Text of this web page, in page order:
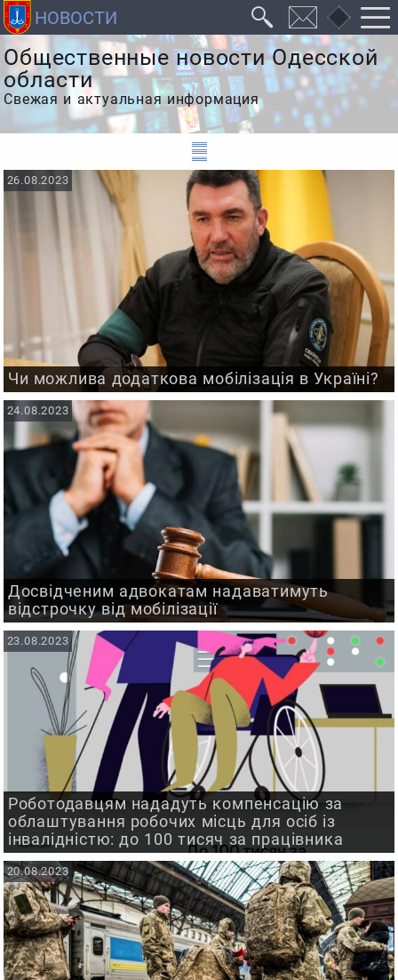
Общественные новости Одесской
области
Свежая и актуальная информация
Чи можлива додаткова мобілізація в Україні?
26.08.2023
Досвідченим адвокатам надаватимуть
відстрочку від мобілізації
24.08.2023
Роботодавцям нададуть компенсацію за
облаштування робочих місць для осіб із
інвалідністю: до 100 тисяч за працівника
23.08.2023
20.08.2023